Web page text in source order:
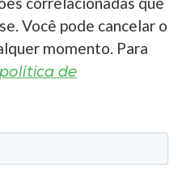
Você pode cancelar o
momento. Para
política de